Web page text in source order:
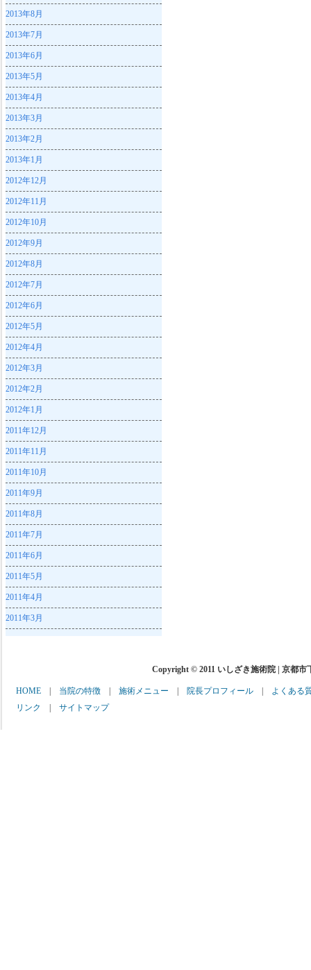
2013年8月
2013年7月
2013年6月
2013年5月
2013年4月
2013年3月
2013年2月
2013年1月
2012年12月
2012年11月
2012年10月
2012年9月
2012年8月
2012年7月
2012年6月
2012年5月
2012年4月
2012年3月
2012年2月
2012年1月
2011年12月
2011年11月
2011年10月
2011年9月
2011年8月
2011年7月
2011年6月
2011年5月
2011年4月
2011年3月
Copyright © 2011 いしざき施術院 | 京都
HOME 当院の特徴 施術メニュー 院長プロフィール
よくある
リンク
サイトマップ